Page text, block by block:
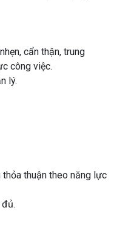
cẩn thận, trung
công việc.
lý.
thuận theo năng lực